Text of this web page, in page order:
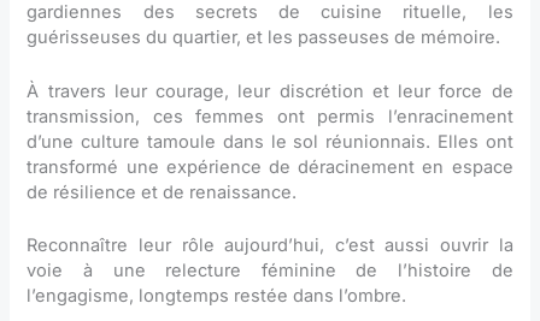
gardiennes des secrets de cuisine rituelle, les
guérisseuses du quartier, et les passeuses de mémoire.
À travers leur courage, leur discrétion et leur force de
transmission, ces femmes ont permis l’enracinement
d’une culture tamoule dans le sol réunionnais. Elles ont
transformé une expérience de déracinement en espace
de résilience et de renaissance.
Reconnaître leur rôle aujourd’hui, c’est aussi ouvrir la
voie à une relecture féminine de l’histoire de
l’engagisme, longtemps restée dans l’ombre.